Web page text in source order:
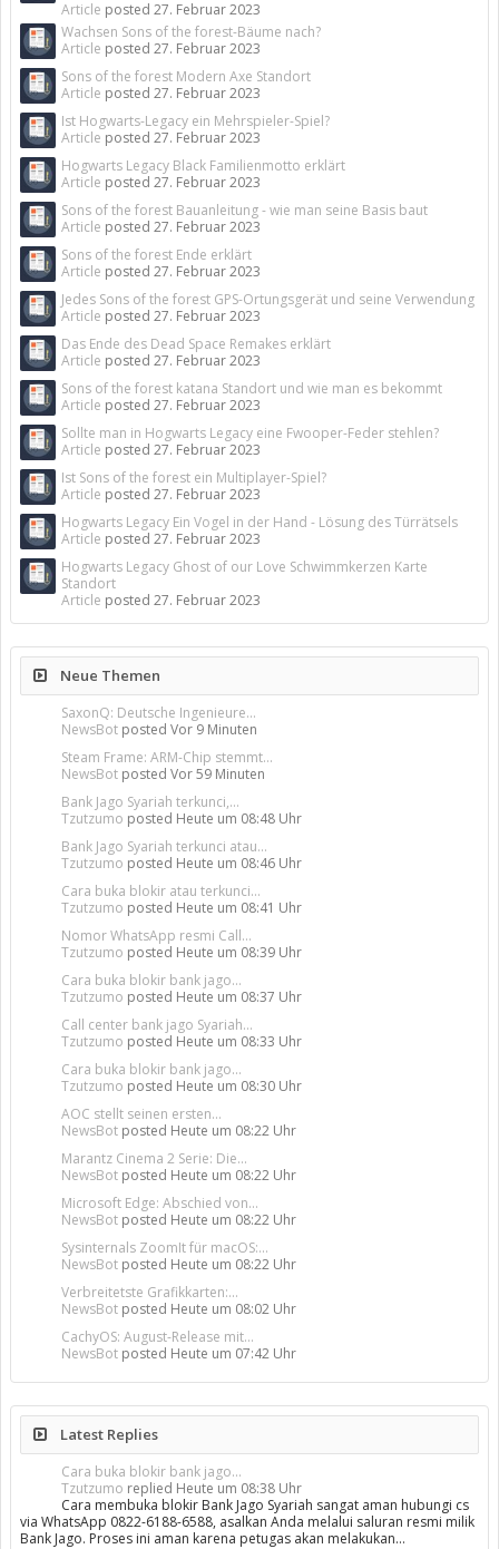
Article posted 27. Februar 2023
Wachsen Sons of the forest-Bäume nach?
Article posted 27. Februar 2023
Sons of the forest Modern Axe Standort
Article posted 27. Februar 2023
Ist Hogwarts-Legacy ein Mehrspieler-Spiel?
Article posted 27. Februar 2023
Hogwarts Legacy Black Familienmotto erklärt
Article posted 27. Februar 2023
Sons of the forest Bauanleitung - wie man seine Basis baut
Article posted 27. Februar 2023
Sons of the forest Ende erklärt
Article posted 27. Februar 2023
Jedes Sons of the forest GPS-Ortungsgerät und seine Verwendung
Article posted 27. Februar 2023
Das Ende des Dead Space Remakes erklärt
Article posted 27. Februar 2023
Sons of the forest katana Standort und wie man es bekommt
Article posted 27. Februar 2023
Sollte man in Hogwarts Legacy eine Fwooper-Feder stehlen?
Article posted 27. Februar 2023
Ist Sons of the forest ein Multiplayer-Spiel?
Article posted 27. Februar 2023
Hogwarts Legacy Ein Vogel in der Hand - Lösung des Türrätsels
Article posted 27. Februar 2023
Hogwarts Legacy Ghost of our Love Schwimmkerzen Karte
Standort
Article posted 27. Februar 2023
Neue Themen
SaxonQ: Deutsche Ingenieure...
NewsBot posted Vor 9 Minuten
Steam Frame: ARM-Chip stemmt...
NewsBot posted Vor 59 Minuten
Bank Jago Syariah terkunci,...
Tzutzumo posted Heute um 08:48 Uhr
Bank Jago Syariah terkunci atau...
Tzutzumo posted Heute um 08:46 Uhr
Cara buka blokir atau terkunci...
Tzutzumo posted Heute um 08:41 Uhr
Nomor WhatsApp resmi Call...
Tzutzumo posted Heute um 08:39 Uhr
Cara buka blokir bank jago...
Tzutzumo posted Heute um 08:37 Uhr
Call center bank jago Syariah...
Tzutzumo posted Heute um 08:33 Uhr
Cara buka blokir bank jago...
Tzutzumo posted Heute um 08:30 Uhr
AOC stellt seinen ersten...
NewsBot posted Heute um 08:22 Uhr
Marantz Cinema 2 Serie: Die...
NewsBot posted Heute um 08:22 Uhr
Microsoft Edge: Abschied von...
NewsBot posted Heute um 08:22 Uhr
Sysinternals ZoomIt für macOS:...
NewsBot posted Heute um 08:22 Uhr
Verbreitetste Grafikkarten:...
NewsBot posted Heute um 08:02 Uhr
CachyOS: August-Release mit...
NewsBot posted Heute um 07:42 Uhr
Latest Replies
Cara buka blokir bank jago...
Tzutzumo replied Heute um 08:38 Uhr
Cara membuka blokir Bank Jago Syariah sangat aman hubungi cs
via WhatsApp 0822-6188-6588, asalkan Anda melalui saluran resmi milik
Bank Jago. Proses ini aman karena petugas akan melakukan…